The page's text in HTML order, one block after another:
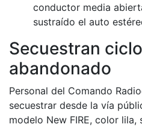
conductor media
sustraído el auto
Secuestran
abandonado
Personal del Comando
secuestrar desde la vía
modelo New FIRE, color lila,